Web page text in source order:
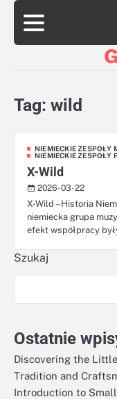
Skip
content
Tag: wild
NIEMIECKIE ZESPOŁY
NIEMIECKIE ZESPOŁY
X-Wild
2026-03-22
X-Wild – Historia
niemiecka grupa
efekt współpracy
Szukaj
Ostatnie
Discovering the
Tradition and
Introduction to